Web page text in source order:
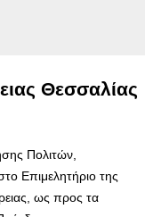
Θεσσαλίας
Πολιτών,
Επιμελητήριο της
ως προς τα